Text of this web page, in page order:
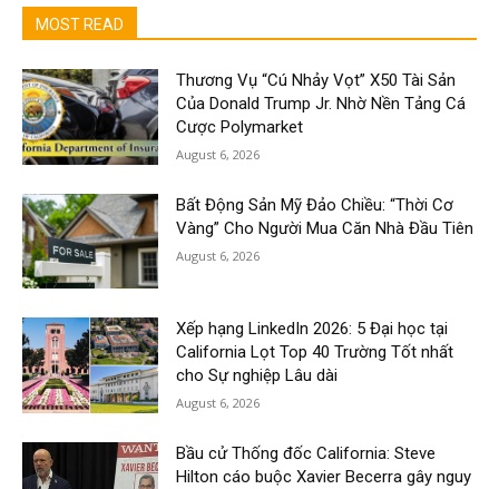
MOST READ
Thương Vụ “Cú Nhảy Vọt” X50 Tài Sản
Của Donald Trump Jr. Nhờ Nền Tảng Cá
Cược Polymarket
August 6, 2026
Bất Động Sản Mỹ Đảo Chiều: “Thời Cơ
Vàng” Cho Người Mua Căn Nhà Đầu Tiên
August 6, 2026
Xếp hạng LinkedIn 2026: 5 Đại học tại
California Lọt Top 40 Trường Tốt nhất
cho Sự nghiệp Lâu dài
August 6, 2026
Bầu cử Thống đốc California: Steve
Hilton cáo buộc Xavier Becerra gây nguy